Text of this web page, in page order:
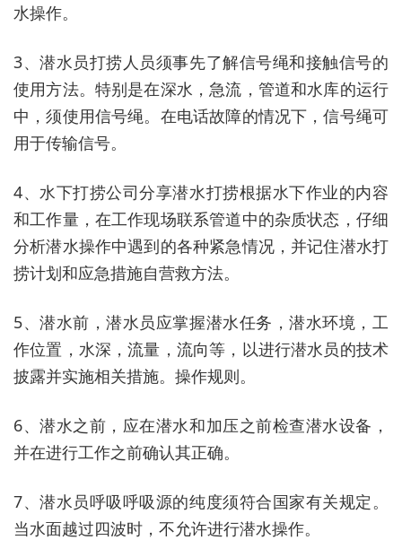
水操作。
3、潜水员打捞人员须事先了解信号绳和接触信号的
使用方法。特别是在深水，急流，管道和水库的运行
中，须使用信号绳。在电话故障的情况下，信号绳可
用于传输信号。
4、水下打捞公司分享潜水打捞根据水下作业的内容
和工作量，在工作现场联系管道中的杂质状态，仔细
分析潜水操作中遇到的各种紧急情况，并记住潜水打
捞计划和应急措施自营救方法。
5、潜水前，潜水员应掌握潜水任务，潜水环境，工
作位置，水深，流量，流向等，以进行潜水员的技术
披露并实施相关措施。操作规则。
6、潜水之前，应在潜水和加压之前检查潜水设备，
并在进行工作之前确认其正确。
7、潜水员呼吸呼吸源的纯度须符合国家有关规定。
当水面越过四波时，不允许进行潜水操作。